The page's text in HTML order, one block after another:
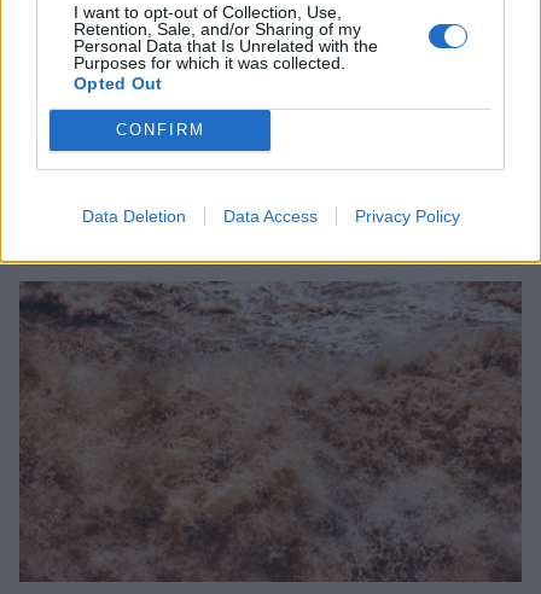
I want to opt-out of Collection, Use,
Retention, Sale, and/or Sharing of my
Personal Data that Is Unrelated with the
Purposes for which it was collected.
Opted Out
CONFIRM
Data Deletion Data Access Privacy Policy
Εμποροπανήγυρη Μυστρά 2026: Κατεπείγουσα